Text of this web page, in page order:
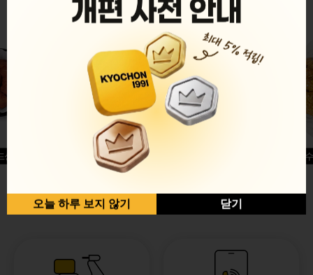
글윙
반반순살[레드+허니]
허니옥
오늘 하루 보지 않기 닫기